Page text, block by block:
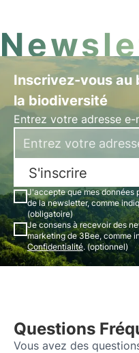
Inscrivez-vous au
la biodiversité
Entrez votre adresse
S'inscrire
J'accepte que mes données
de la newsletter, comme
(obligatoire)
Je consens à recevoir des
marketing de 3Bee, comme
Confidentialité. (optionnel)
Questions
Vous avez des